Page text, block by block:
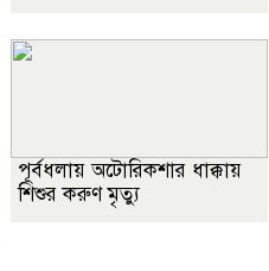
পূর্বধলায় অটোরিকশার ধাক্কায়
শিশুর করুণ মৃত্যু